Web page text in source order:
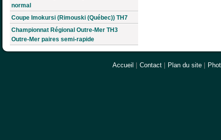
normal
Coupe Imokursi (Rimouski (Québec)) TH7
Championnat Régional Outre-Mer TH3
Outre-Mer paires semi-rapide
Accueil Contact Plan du site